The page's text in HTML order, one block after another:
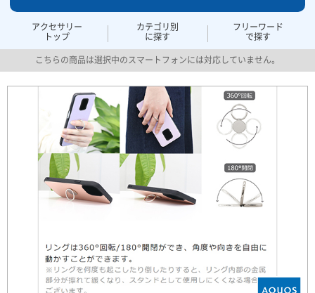
アクセサリー
トップ
カテゴリ別
に探す
フリーワード
で探す
こちらの商品は選択中のスマートフォンには対応していません。